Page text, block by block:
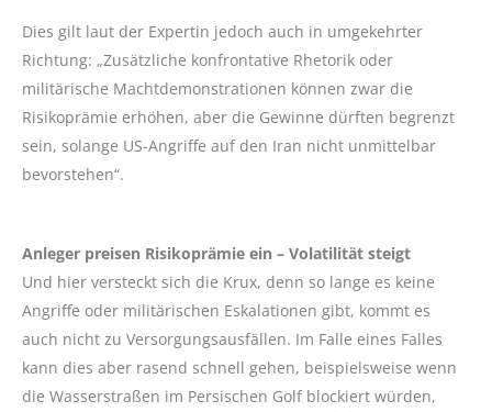
Dies gilt laut der Expertin jedoch auch in umgekehrter
Richtung: „Zusätzliche konfrontative Rhetorik oder
militärische Machtdemonstrationen können zwar die
Risikoprämie erhöhen, aber die Gewinne dürften begrenzt
sein, solange US-Angriffe auf den Iran nicht unmittelbar
bevorstehen“.
Anleger preisen Risikoprämie ein – Volatilität steigt
Und hier versteckt sich die Krux, denn so lange es keine
Angriffe oder militärischen Eskalationen gibt, kommt es
auch nicht zu Versorgungsausfällen. Im Falle eines Falles
kann dies aber rasend schnell gehen, beispielsweise wenn
die Wasserstraßen im Persischen Golf blockiert würden,